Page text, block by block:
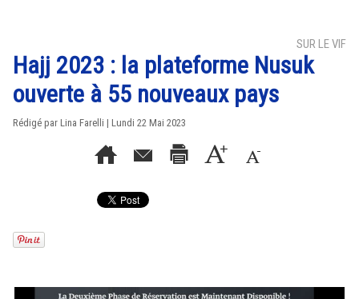
SUR LE VIF
Hajj 2023 : la plateforme Nusuk
ouverte à 55 nouveaux pays
Rédigé par Lina Farelli | Lundi 22 Mai 2023